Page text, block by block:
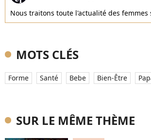
Nous traitons toute l'actualité des
MOTS CLÉS
Forme Santé Bebe Bien-Être
SUR LE MÊME THÈME